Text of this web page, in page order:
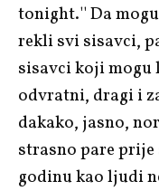
tonight.'' Da
rekli svi sisavci,
sisavci koji
odvratni, dragi i
dakako, jasno,
strasno pare
godinu kao ljudi